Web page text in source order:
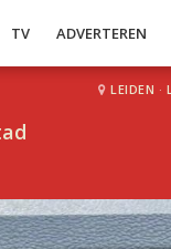
TV ADVERTEREN
LEIDEN ·